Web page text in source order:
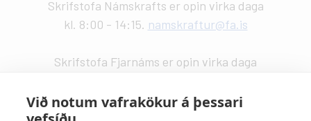
Við notum vafrakökur á þessari
Skrifstofa Námskrafts er opin virka daga
kl. 8:00 - 14:15. namskraftur@fa.is
Skrifstofa Fjarnáms er opin virka daga